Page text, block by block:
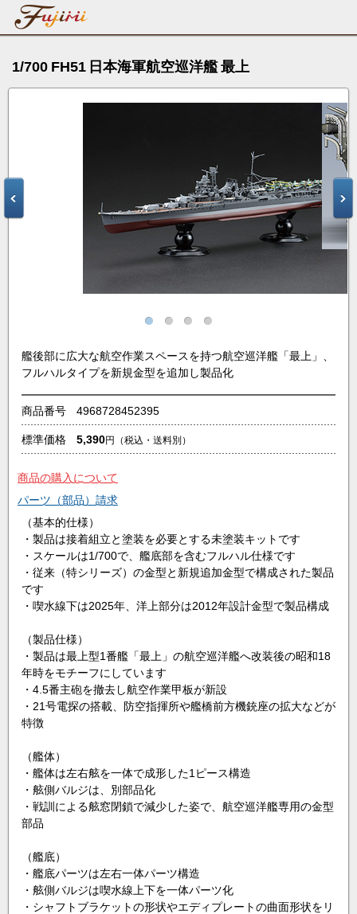
1/700 FH51 日本海軍航空巡洋艦 最上
艦後部に広大な航空作業スペースを持つ航空巡洋艦「最上」、
フルハルタイプを新規金型を追加し製品化
商品番号 4968728452395
標準価格 5,390円 （税込・送料別）
商品の購入について
パーツ（部品）請求
（基本的仕様）
・製品は接着組立と塗装を必要とする未塗装キットです
・スケールは1/700で、艦底部を含むフルハル仕様です
・従来（特シリーズ）の金型と新規追加金型で構成された製品
です
・喫水線下は2025年、洋上部分は2012年設計金型で製品構成
（製品仕様）
・製品は最上型1番艦「最上」の航空巡洋艦へ改装後の昭和18
年時をモチーフにしています
・4.5番主砲を撤去し航空作業甲板が新設
・21号電探の搭載、防空指揮所や艦橋前方機銃座の拡大などが
特徴
（艦体）
・艦体は左右舷を一体で成形した1ピース構造
・舷側バルジは、別部品化
・戦訓による舷窓閉鎖で減少した姿で、航空巡洋艦専用の金型
部品
（艦底）
・艦底パーツは左右一体パーツ構造
・舷側バルジは喫水線上下を一体パーツ化
・シャフトブラケットの形状やエディプレートの曲面形状をリ